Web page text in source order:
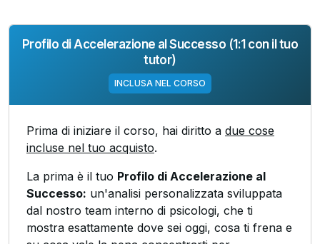
Profilo di Accelerazione al Successo (1:1 con il tuo
tutor)
INCLUSA NEL CORSO
Prima di iniziare il corso, hai diritto a due cose
incluse nel tuo acquisto.
La prima è il tuo Profilo di Accelerazione al
Successo: un'analisi personalizzata sviluppata
dal nostro team interno di psicologi, che ti
mostra esattamente dove sei oggi, cosa ti frena e